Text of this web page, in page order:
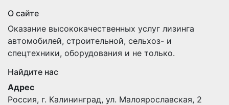
О сайте
Оказание высококачественных услуг лизинга
автомобилей, строительной, сельхоз- и
спецтехники, оборудования и не только.
Найдите нас
Адрес
Россия, г. Калининград, ул. Малоярославская, 2